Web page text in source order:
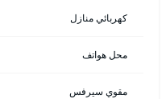
كهربائي منازل
محل هواتف
مقوي سيرفس